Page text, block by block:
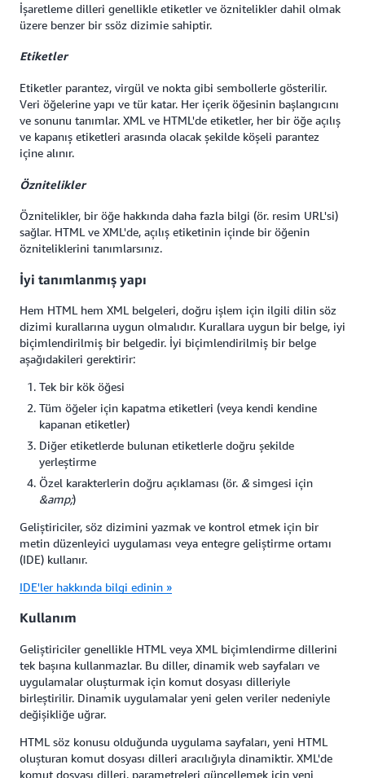
İşaretleme dilleri genellikle etiketler ve öznitelikler dahil olmak
üzere benzer bir ssöz dizimie sahiptir.
Etiketler
Etiketler parantez, virgül ve nokta gibi sembollerle gösterilir.
Veri öğelerine yapı ve tür katar. Her içerik öğesinin başlangıcını
ve sonunu tanımlar. XML ve HTML'de etiketler, her bir öğe açılış
ve kapanış etiketleri arasında olacak şekilde köşeli parantez
içine alınır.
Öznitelikler
Öznitelikler, bir öğe hakkında daha fazla bilgi (ör. resim URL'si)
sağlar. HTML ve XML'de, açılış etiketinin içinde bir öğenin
özniteliklerini tanımlarsınız.
İyi tanımlanmış yapı
Hem HTML hem XML belgeleri, doğru işlem için ilgili dilin söz
dizimi kurallarına uygun olmalıdır. Kurallara uygun bir belge, iyi
biçimlendirilmiş bir belgedir. İyi biçimlendirilmiş bir belge
aşağıdakileri gerektirir:
Tek bir kök öğesi
Tüm öğeler için kapatma etiketleri (veya kendi kendine
kapanan etiketler)
Diğer etiketlerde bulunan etiketlerle doğru şekilde
yerleştirme
Özel karakterlerin doğru açıklaması (ör. & simgesi için
&amp;)
Geliştiriciler, söz dizimini yazmak ve kontrol etmek için bir
metin düzenleyici uygulaması veya entegre geliştirme ortamı
(IDE) kullanır.
IDE'ler hakkında bilgi edinin »
Kullanım
Geliştiriciler genellikle HTML veya XML biçimlendirme dillerini
tek başına kullanmazlar. Bu diller, dinamik web sayfaları ve
uygulamalar oluşturmak için komut dosyası dilleriyle
birleştirilir. Dinamik uygulamalar yeni gelen veriler nedeniyle
değişikliğe uğrar.
HTML söz konusu olduğunda uygulama sayfaları, yeni HTML
oluşturan komut dosyası dilleri aracılığıyla dinamiktir. XML'de
komut dosyası dilleri, parametreleri güncellemek için yeni